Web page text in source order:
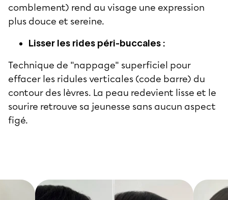
comblement) rend au visage une expression
plus douce et sereine.
Lisser les rides péri-buccales :
Technique de "nappage" superficiel pour
effacer les ridules verticales (code barre) du
contour des lèvres. La peau redevient lisse et le
sourire retrouve sa jeunesse sans aucun aspect
figé.